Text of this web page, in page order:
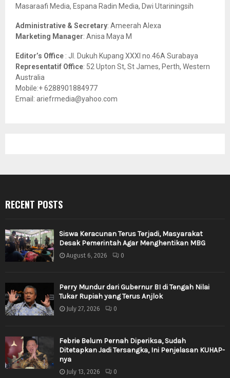
Masaraafi Media, Espana Radin Media, Dwi Utariningsih
Administrative & Secretary: Ameerah Alexa
Marketing Manager: Anisa Maya M
Editor’s Office : Jl. Dukuh Kupang XXXI no.46A Surabaya
Representatif Office: 52 Upton St, St James, Perth, Western
Australia
Mobile:+ 6288901884977
Email: ariefrmedia@yahoo.com
RECENT POSTS
Siswa Keracunan Terus Terjadi, Masyarakat
Desak Pemerintah Agar Menghentikan MBG
August 6, 2026 0
Perry Mundur dari Gubernur BI di Tengah Nilai
Tukar Rupiah yang Terus Anjlok
July 27, 2026 0
Febrie Belum Pernah Diperiksa, Sudah
Ditetapkan Jadi Tersangka, Ini Penjelasan KUHAP-
nya
July 13, 2026 0